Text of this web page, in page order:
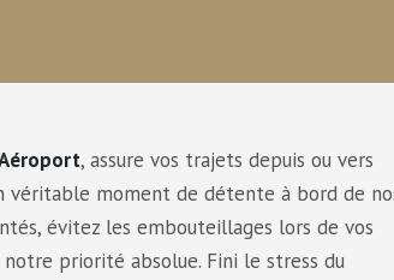
, assure vos trajets depuis ou vers
véritable moment de détente à bord de
évitez les embouteillages lors de vos
notre priorité absolue. Fini le stress du